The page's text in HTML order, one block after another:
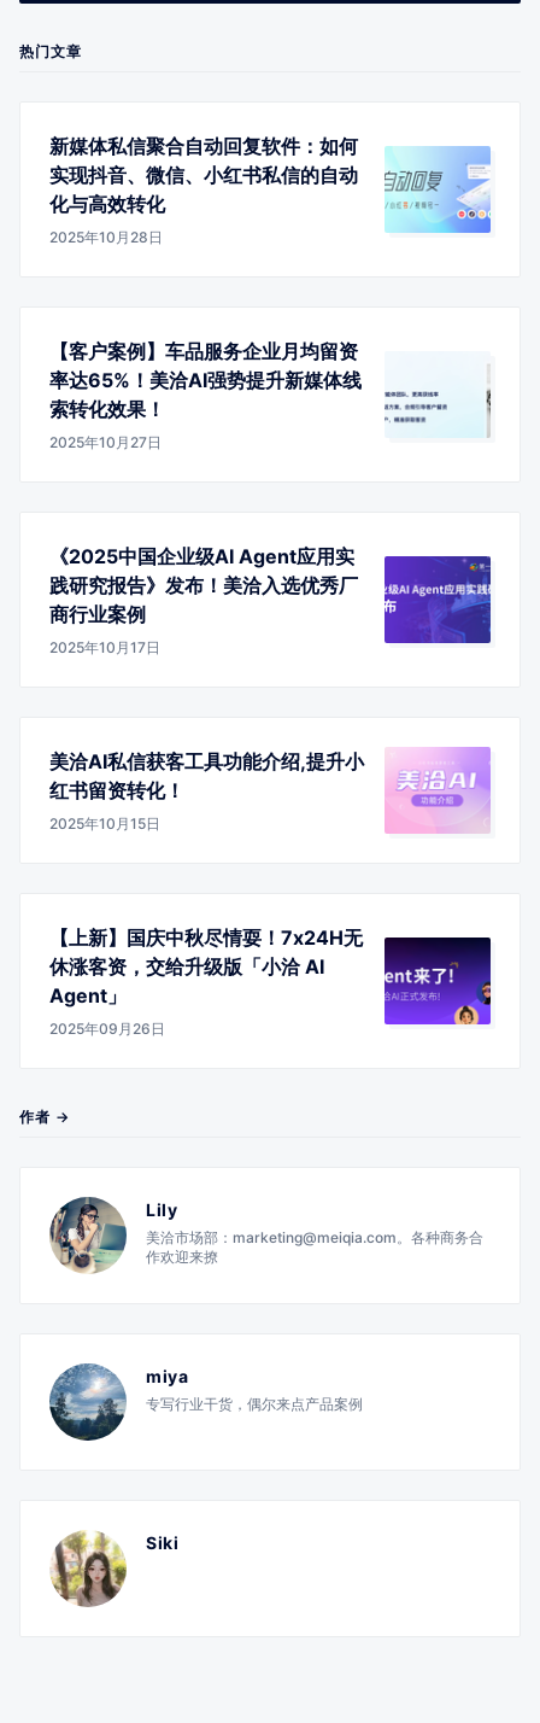
热门文章
新媒体私信聚合自动回复软件：如何
实现抖音、微信、小红书私信的自动
化与高效转化
2025年10月28日
【客户案例】车品服务企业月均留资
率达65%！美洽AI强势提升新媒体线
索转化效果！
2025年10月27日
《2025中国企业级AI Agent应用实
践研究报告》发布！美洽入选优秀厂
商行业案例
2025年10月17日
美洽AI私信获客工具功能介绍,提升小
红书留资转化！
2025年10月15日
【上新】国庆中秋尽情耍！7x24H无
休涨客资，交给升级版「小洽 AI
Agent」
2025年09月26日
作者 →
Lily
美洽市场部：marketing@meiqia.com。各种商务合
作欢迎来撩
miya
专写行业干货，偶尔来点产品案例
Siki